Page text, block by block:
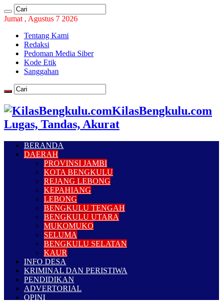
Jumat , Agustus 7 2026
Tentang Kami
Redaksi
Pedoman Media Siber
Kode Etik
Sanggahan
KilasBengkulu.com
Lugas, Tandas, Akurat
BERANDA
DAERAH
PROVINSI JAMBI
KOTA BENGKULU
REJANG LEBONG
KEPAHIANG
LEBONG
BENGKULU TENGAH
BENGKULU UTARA
MUKOMUKO
SELUMA
BENGKULU SELATAN
KAUR
INFO DESA
KRIMINAL DAN PERISTIWA
PENDIDIKAN
ADVERTORIAL
OPINI